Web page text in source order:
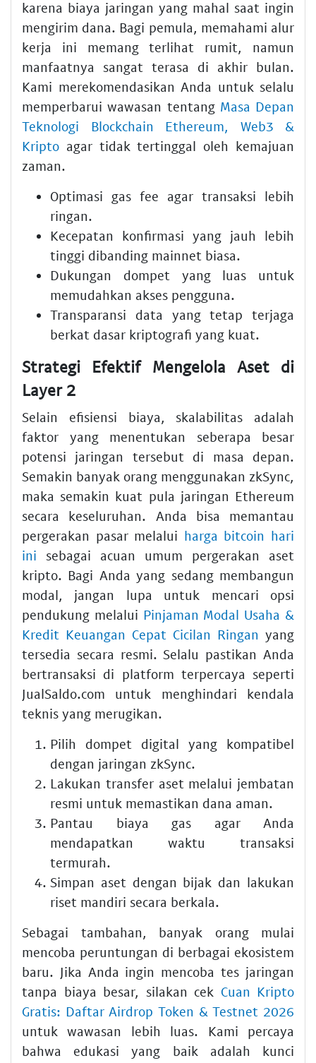
karena biaya jaringan yang mahal saat ingin
mengirim dana. Bagi pemula, memahami alur
kerja ini memang terlihat rumit, namun
manfaatnya sangat terasa di akhir bulan.
Kami merekomendasikan Anda untuk selalu
memperbarui wawasan tentang Masa Depan
Teknologi Blockchain Ethereum, Web3 &
Kripto agar tidak tertinggal oleh kemajuan
zaman.
Optimasi gas fee agar transaksi lebih
ringan.
Kecepatan konfirmasi yang jauh lebih
tinggi dibanding mainnet biasa.
Dukungan dompet yang luas untuk
memudahkan akses pengguna.
Transparansi data yang tetap terjaga
berkat dasar kriptografi yang kuat.
Strategi Efektif Mengelola Aset di
Layer 2
Selain efisiensi biaya, skalabilitas adalah
faktor yang menentukan seberapa besar
potensi jaringan tersebut di masa depan.
Semakin banyak orang menggunakan zkSync,
maka semakin kuat pula jaringan Ethereum
secara keseluruhan. Anda bisa memantau
pergerakan pasar melalui harga bitcoin hari
ini sebagai acuan umum pergerakan aset
kripto. Bagi Anda yang sedang membangun
modal, jangan lupa untuk mencari opsi
pendukung melalui Pinjaman Modal Usaha &
Kredit Keuangan Cepat Cicilan Ringan yang
tersedia secara resmi. Selalu pastikan Anda
bertransaksi di platform terpercaya seperti
JualSaldo.com untuk menghindari kendala
teknis yang merugikan.
Pilih dompet digital yang kompatibel
dengan jaringan zkSync.
Lakukan transfer aset melalui jembatan
resmi untuk memastikan dana aman.
Pantau biaya gas agar Anda
mendapatkan waktu transaksi
termurah.
Simpan aset dengan bijak dan lakukan
riset mandiri secara berkala.
Sebagai tambahan, banyak orang mulai
mencoba peruntungan di berbagai ekosistem
baru. Jika Anda ingin mencoba tes jaringan
tanpa biaya besar, silakan cek Cuan Kripto
Gratis: Daftar Airdrop Token & Testnet 2026
untuk wawasan lebih luas. Kami percaya
bahwa edukasi yang baik adalah kunci